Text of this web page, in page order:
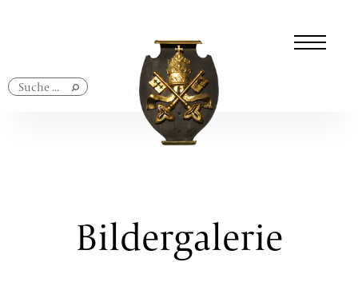
Bildergalerie